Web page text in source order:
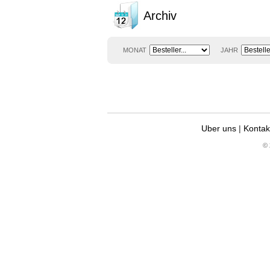
Archiv
MONAT JAHR
Uber uns|
©